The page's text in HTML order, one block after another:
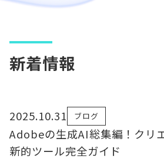
新着情報
2025.10.31 ブログ
Adobeの生成AI総集編！クリ
新的ツール完全ガイド